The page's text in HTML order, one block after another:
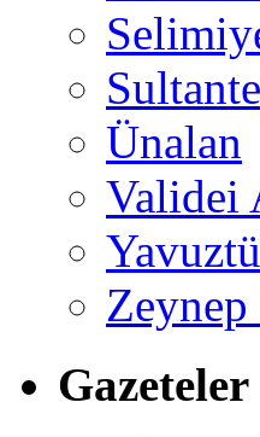
Ünalan
Validei
Gazeteler